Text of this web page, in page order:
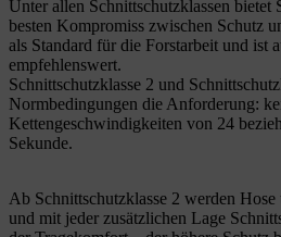
Unter allen Schnittschutzklassen bietet
besten Kompromiss zwischen Schutz
als Standard für die Forstarbeit und ist
empfehlenswert.
Schnittschutzklasse 2 und
Normbedingungen die Anforderung:
Kettengeschwindigkeiten von 24
Sekunde.
Ab Schnittschutzklasse 2 werden
und mit jeder zusätzlichen Lage